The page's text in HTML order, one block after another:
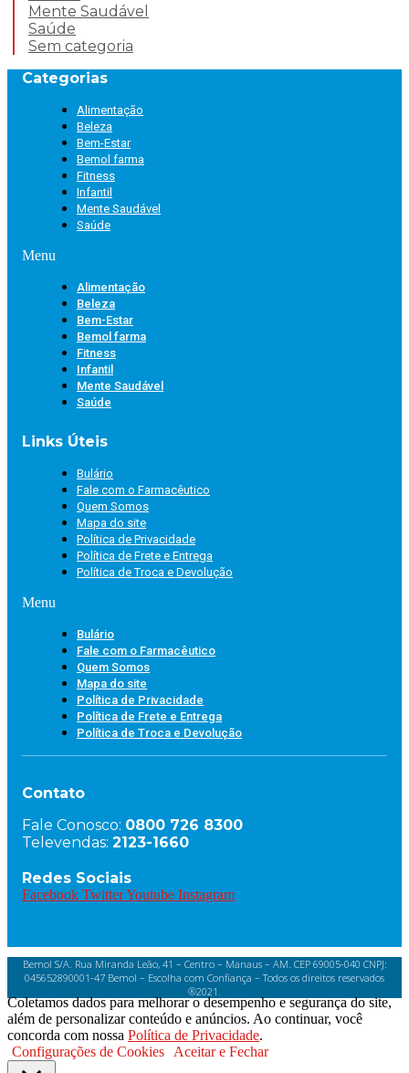
Mente Saudável
Saúde
Sem categoria
Categorias
Alimentação
Beleza
Bem-Estar
Bemol farma
Fitness
Infantil
Mente Saudável
Saúde
Menu
Alimentação
Beleza
Bem-Estar
Bemol farma
Fitness
Infantil
Mente Saudável
Saúde
Links Úteis
Bulário
Fale com o Farmacêutico
Quem Somos
Mapa do site
Política de Privacidade
Política de Frete e Entrega
Política de Troca e Devolução
Menu
Bulário
Fale com o Farmacêutico
Quem Somos
Mapa do site
Política de Privacidade
Política de Frete e Entrega
Política de Troca e Devolução
Contato
Fale Conosco: 0800 726 8300
Televendas: 2123-1660
Redes Sociais
Facebook TwitterYoutube Instagram
Bemol S/A. Rua Miranda Leão, 41 – Centro – Manaus – AM. CEP 69005-040 CNPJ:
045652890001-47 Bemol – Escolha com Confiança – Todos os direitos reservados
®2021.
Coletamos dados para melhorar o desempenho e segurança do site,
além de personalizar conteúdo e anúncios. Ao continuar, você
concorda com nossa Política de Privacidade.
Configurações de Cookies Aceitar e Fechar